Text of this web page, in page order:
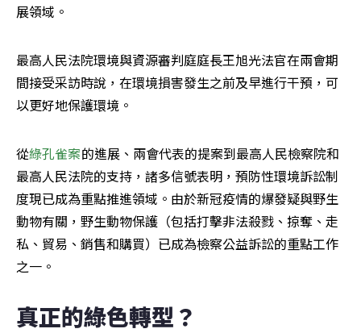
展領域。
最高人民法院環境與資源審判庭庭長王旭光法官在兩會期
間接受采訪時說，在環境損害發生之前及早進行干預，可
以更好地保護環境。
從綠孔雀案的進展、兩會代表的提案到最高人民檢察院和
最高人民法院的支持，諸多信號表明，預防性環境訴訟制
度現已成為重點推進領域。由於新冠疫情的爆發疑與野生
動物有關，野生動物保護（包括打擊非法殺戮、掠奪、走
私、貿易、銷售和購買）已成為檢察公益訴訟的重點工作
之一。
真正的綠色轉型？